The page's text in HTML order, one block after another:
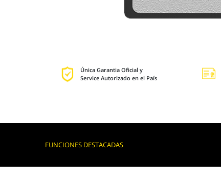
Única Garantia Oficial y
Service Autorizado en el País
FUNCIONES DESTACADAS